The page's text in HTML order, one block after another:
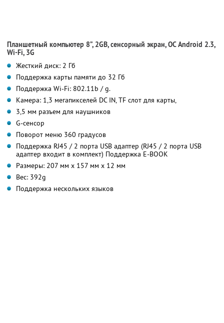
Планшетный компьютер 8”, 2GB, сенсорный экран, ОС Android 2.3,
Wi-Fi, 3G
Жесткий диск: 2 Гб
Поддержка карты памяти до 32 Гб
Поддержка Wi-Fi: 802.11b / g.
Камера: 1,3 мегапикселей DC IN, TF слот для карты,
3,5 мм разъем для наушников
G-сенсор
Поворот меню 360 градусов
Поддержка RJ45 / 2 порта USB адаптер (RJ45 / 2 порта USB
адаптер входит в комплект) Поддержка E-BOOK
Размеры: 207 мм х 157 мм х 12 мм
Вес: 392g
Поддержка нескольких языков